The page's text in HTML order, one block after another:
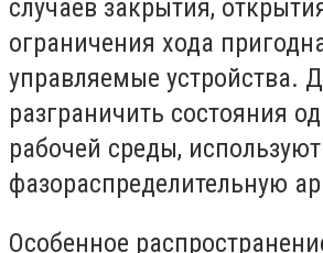
случаев закрытия,
ограничения хода
управляемые устройства.
разграничить состояния
рабочей среды, используют
фазораспределительную
Особенное